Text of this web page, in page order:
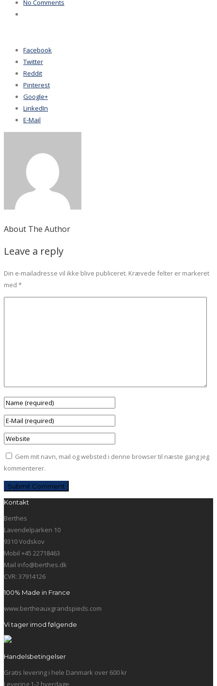
No Comments
Facebook
Twitter
Reddit
Pinterest
Google+
LinkedIn
E-Mail
About The Author
Leave a reply
Din e-mailadresse vil ikke blive publiceret. Krævede felter er markeret
med *
Gem mit navn, mail og websted i denne browser til næste gang jeg
kommenterer.
Kontakt
Berthes
Lavendelparken 10
9310 Vodskov
Mobil +45 22718463
Mail info@berthes.dk
CVR: 37914126
100% Made in France
www.bertheauxgrandspieds.com
Vi tager imod følgende
Handelsbetingelser
Gratis levering i hele Danmark over 600 kr
Levering 1-2 hverdage